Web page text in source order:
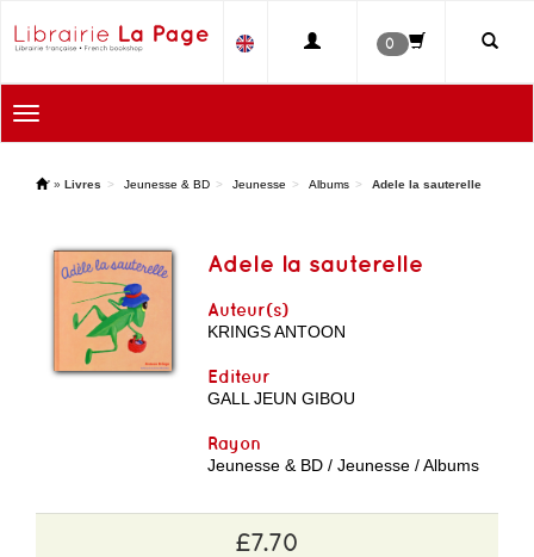
0
Toggle
navigation
' » Livres Jeunesse & BD Jeunesse Albums Adele la sauterelle
Adele la sauterelle
Auteur(s)
KRINGS ANTOON
Editeur
GALL JEUN GIBOU
Rayon
Jeunesse & BD / Jeunesse / Albums
£7.70